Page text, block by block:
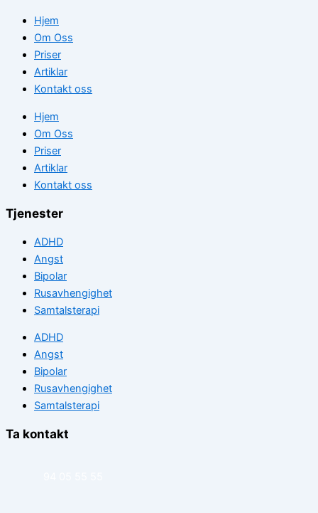
Hjem
Om Oss
Priser
Artiklar
Kontakt oss
Hjem
Om Oss
Priser
Artiklar
Kontakt oss
Tjenester
ADHD
Angst
Bipolar
Rusavhengighet
Samtalsterapi
ADHD
Angst
Bipolar
Rusavhengighet
Samtalsterapi
Ta kontakt